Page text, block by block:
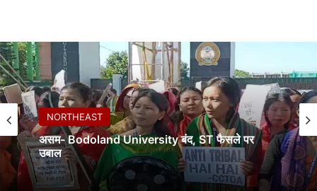
NORTHEAST
असम- Bodoland University बंद, ST फैसले पर
उबाल